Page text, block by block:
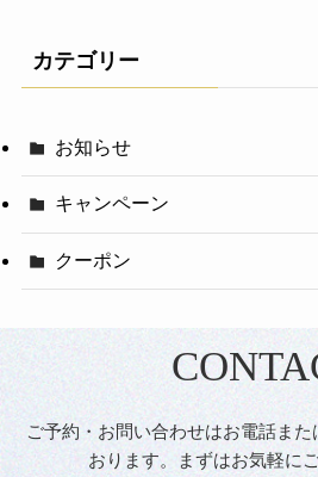
カテゴリー
お知らせ
キャンペーン
クーポン
ご予約・お問い合わせはお電話ま
おります。まずはお気軽に